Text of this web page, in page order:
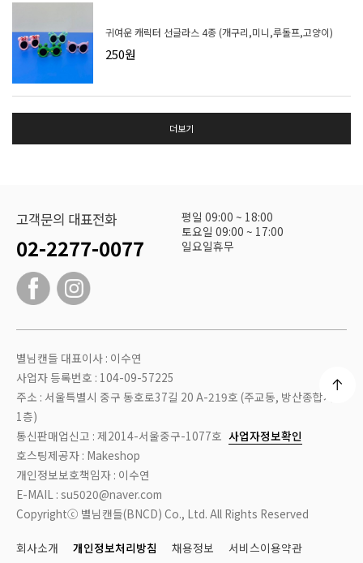
귀여운 캐릭터 선글라스 4종 (개구리,미니,루돌프,고양이)
250원
더보기
고객문의 대표전화
02-2277-0077
평일 09:00 ~ 18:00
토요일 09:00 ~ 17:00
일요일휴무
별님캔들 대표이사 : 이수연
사업자 등록번호 : 104-09-57225
주소 : 서울특별시 중구 동호로37길 20 A-219호 (주교동, 방산종합시장
1층)
통신판매업신고 : 제2014-서울중구-1077호 사업자정보확인
호스팅제공자 : Makeshop
개인정보보호책임자 : 이수연
E-MAIL : su5020@naver.com
Copyrightⓒ 별님캔들(BNCD) Co., Ltd. All Rights Reserved
회사소개 개인정보처리방침 채용정보
서비스이용약관